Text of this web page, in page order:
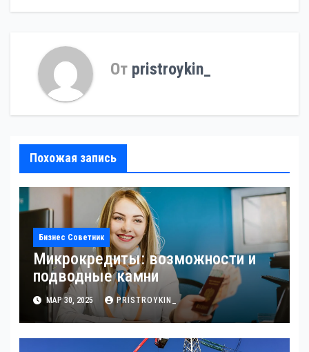
От pristroykin_
Похожая запись
Бизнес Советник
Микрокредиты: возможности и
подводные камни
МАР 30, 2025 PRISTROYKIN_